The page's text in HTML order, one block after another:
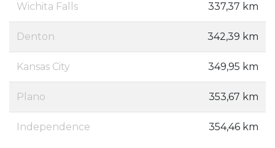
Wichita Falls 337,37 km
Denton 342,39 km
Kansas City 349,95 km
Plano 353,67 km
Independence 354,46 km